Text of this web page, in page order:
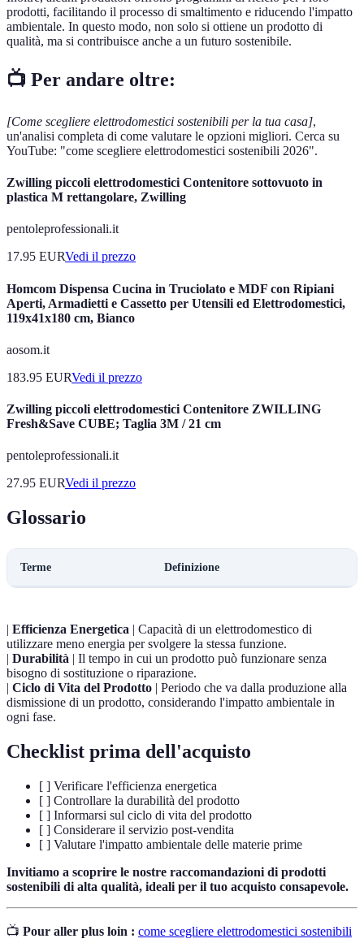
prodotti, facilitando il processo di smaltimento e riducendo l'impatto
ambientale. In questo modo, non solo si ottiene un prodotto di
qualità, ma si contribuisce anche a un futuro sostenibile.
📺 Per andare oltre:
[Come scegliere elettrodomestici sostenibili per la tua casa],
un'analisi completa di come valutare le opzioni migliori. Cerca su
YouTube: "come scegliere elettrodomestici sostenibili 2026".
Zwilling piccoli elettrodomestici Contenitore sottovuoto in
plastica M rettangolare, Zwilling
pentoleprofessionali.it
17.95 EURVedi il prezzo
Homcom Dispensa Cucina in Truciolato e MDF con Ripiani
Aperti, Armadietti e Cassetto per Utensili ed Elettrodomestici,
119x41x180 cm, Bianco
aosom.it
183.95 EURVedi il prezzo
Zwilling piccoli elettrodomestici Contenitore ZWILLING
Fresh&Save CUBE; Taglia 3M / 21 cm
pentoleprofessionali.it
27.95 EURVedi il prezzo
Glossario
Terme Definizione
| Efficienza Energetica | Capacità di un elettrodomestico di
utilizzare meno energia per svolgere la stessa funzione.
| Durabilità | Il tempo in cui un prodotto può funzionare senza
bisogno di sostituzione o riparazione.
| Ciclo di Vita del Prodotto | Periodo che va dalla produzione alla
dismissione di un prodotto, considerando l'impatto ambientale in
ogni fase.
Checklist prima dell'acquisto
[ ] Verificare l'efficienza energetica
[ ] Controllare la durabilità del prodotto
[ ] Informarsi sul ciclo di vita del prodotto
[ ] Considerare il servizio post-vendita
[ ] Valutare l'impatto ambientale delle materie prime
Invitiamo a scoprire le nostre raccomandazioni di prodotti
sostenibili di alta qualità, ideali per il tuo acquisto consapevole.
📺 Pour aller plus loin : come scegliere elettrodomestici sostenibili